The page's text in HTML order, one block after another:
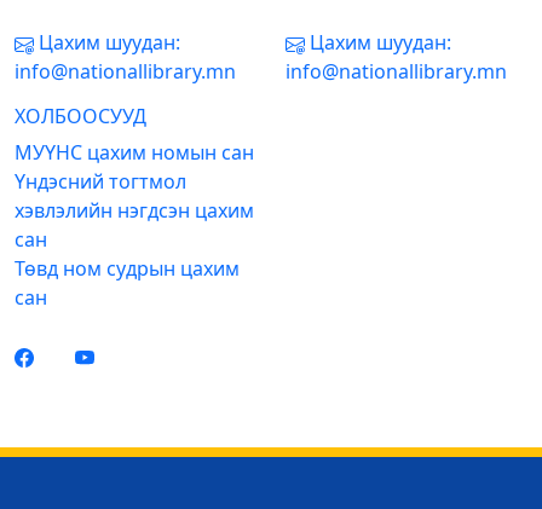
Цахим шуудан:
info@nationallibrary.mn
Цахим шуудан:
info@nationallibrary.mn
ХОЛБООСУУД
МУҮНС цахим номын сан
Үндэсний тогтмол
хэвлэлийн нэгдсэн цахим
сан
Төвд ном судрын цахим
сан